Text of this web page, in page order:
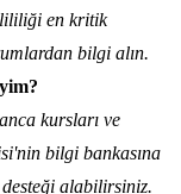
en kritik
bilgi alın.
kursları ve
bilgi bankasına
alabilirsiniz.